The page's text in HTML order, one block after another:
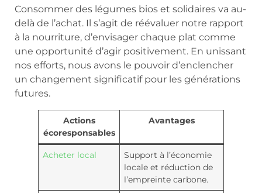
Consommer des légumes bios et solidaires va au-
delà de l’achat. Il s’agit de réévaluer notre rapport
à la nourriture, d’envisager chaque plat comme
une opportunité d’agir positivement. En unissant
nos efforts, nous avons le pouvoir d’enclencher
un changement significatif pour les générations
futures.
Actions
écoresponsables
Avantages
Acheter local
Support à l’économie
locale et réduction de
l’empreinte carbone.